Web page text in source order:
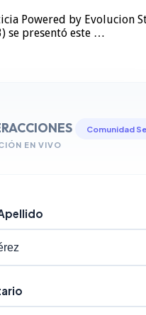
Powered by Evolucion
se presentó este …
EN VIVO
Comunidad